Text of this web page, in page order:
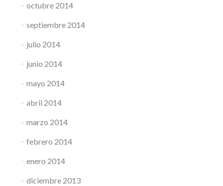
octubre 2014
septiembre 2014
julio 2014
junio 2014
mayo 2014
abril 2014
marzo 2014
febrero 2014
enero 2014
diciembre 2013